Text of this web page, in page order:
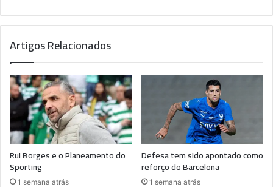
Artigos Relacionados
Rui Borges e o Planeamento do
Sporting
1 semana atrás
Defesa tem sido apontado como
reforço do Barcelona
1 semana atrás